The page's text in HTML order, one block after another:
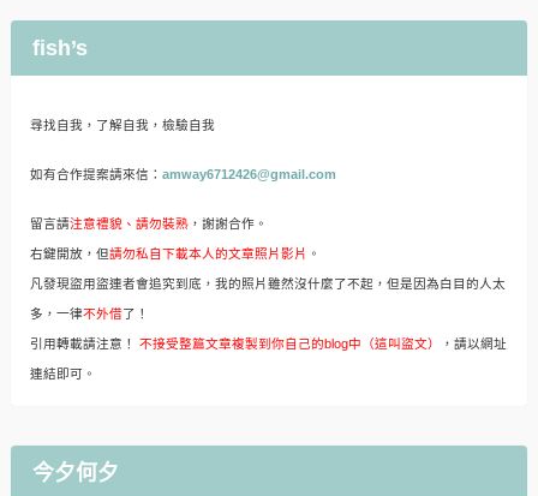
fish’s
尋找自我，了解自我，檢驗自我
如有合作提案請來信： amway6712426@gmail.com
留言請注意禮貌、請勿裝熟，謝謝合作。
右鍵開放，但請勿私自下載本人的文章照片影片 。
凡發現盜用盜連者會追究到底，我的照片雖然沒什麼了不起，但是因為白目的人太
多，一律不外借了！
引用轉載請注意！ 不接受整篇文章複製到你自己的blog中（這叫盜文） ，請以網址
連結即可。
今夕何夕